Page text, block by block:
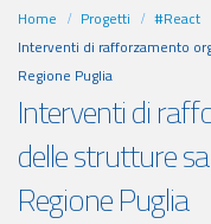
Home Progetti
#React
Interventi di rafforzamento
Regione Puglia
Interventi di
delle strutture
Regione Puglia